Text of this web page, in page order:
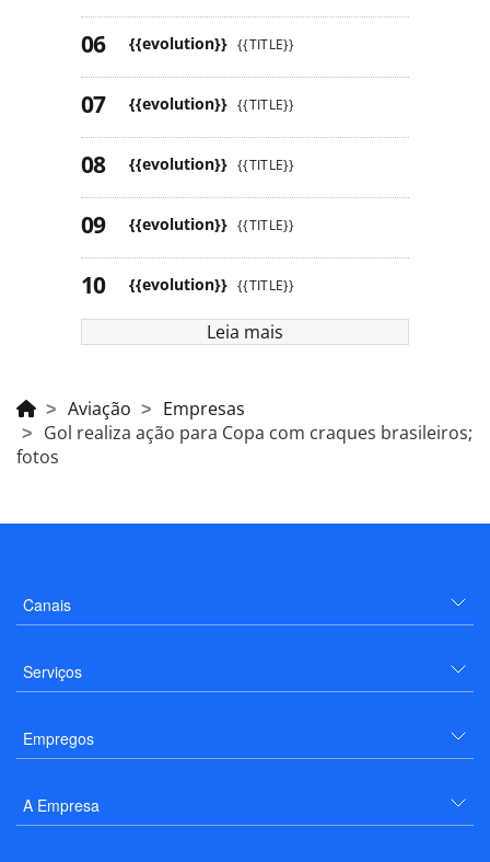
{{evolution}} {{TITLE}}
{{evolution}} {{TITLE}}
{{evolution}} {{TITLE}}
{{evolution}} {{TITLE}}
{{evolution}} {{TITLE}}
Leia mais
Aviação
Empresas
Gol realiza ação para Copa com craques brasileiros;
fotos
Canais
Serviços
Empregos
A Empresa